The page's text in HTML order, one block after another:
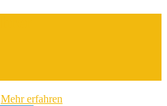
Mehr erfahren